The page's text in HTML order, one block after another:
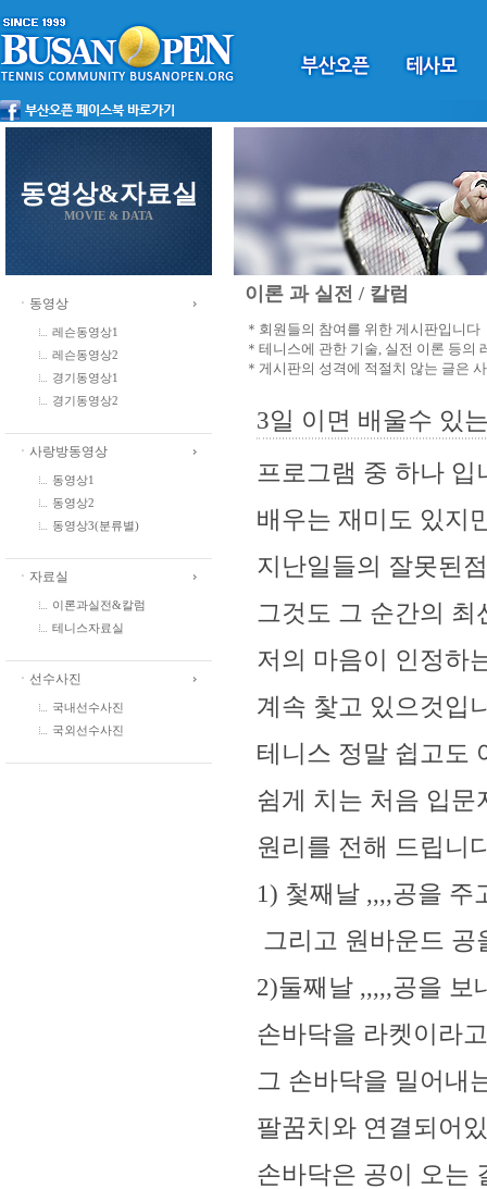
동영상&자료실
MOVIE & DATA
ㆍ동영상
레슨동영상1
레슨동영상2
경기동영상1
경기동영상2
ㆍ사랑방동영상
동영상1
동영상2
동영상3(분류별)
ㆍ자료실
이론과실전&칼럼
테니스자료실
ㆍ선수사진
국내선수사진
국외선수사진
이론 과 실전 / 칼럼
＊회원들의 참여를 위한 게시판입니다
＊테니스에 관한 기술, 실전 이론 등의
＊게시판의 성격에 적절치 않는 글은
3일 이면 배울수 있
프로그램 중 하나
배우는 재미도 있지
지난일들의 잘못된
그것도 그 순간의
저의 마음이 인정하
계속 찿고 있으것입
테니스 정말 쉽고도
쉼게 치는 처음 입
원리를 전해 드립니
1) 첯째날 ,,,,공을 주
그리고 원바운드
2)둘째날 ,,,,,공을 보
손바닥을 라켓이라
그 손바닥을 밀어내
팔꿈치와 연결되어
손바닥은 공이 오는